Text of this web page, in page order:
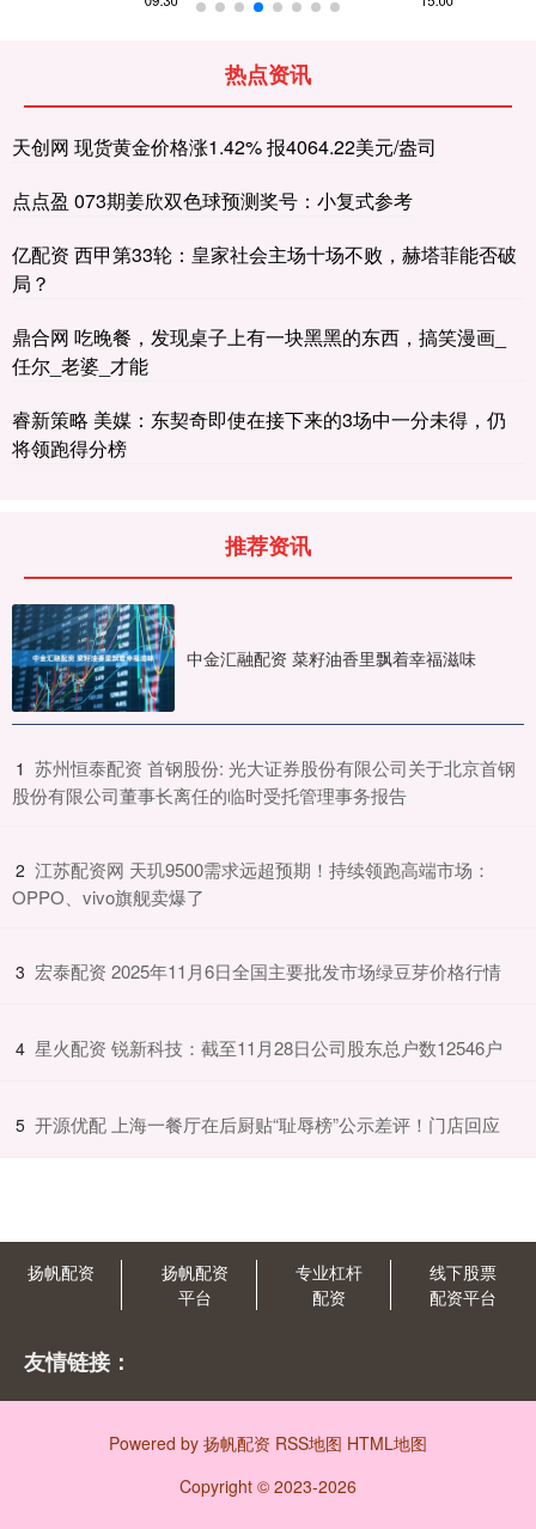
热点资讯
天创网 现货黄金价格涨1.42% 报4064.22美元/盎司
点点盈 073期姜欣双色球预测奖号：小复式参考
亿配资 西甲第33轮：皇家社会主场十场不败，赫塔菲能否破
局？
鼎合网 吃晚餐，发现桌子上有一块黑黑的东西，搞笑漫画_
任尔_老婆_才能
睿新策略 美媒：东契奇即使在接下来的3场中一分未得，仍
将领跑得分榜
推荐资讯
中金汇融配资 菜籽油香里飘着幸福滋味
1 ​苏州恒泰配资 首钢股份: 光大证券股份有限公司关于北京首钢
股份有限公司董事长离任的临时受托管理事务报告
2 ​江苏配资网 天玑9500需求远超预期！持续领跑高端市场：
OPPO、vivo旗舰卖爆了
3 ​宏泰配资 2025年11月6日全国主要批发市场绿豆芽价格行情
4 ​星火配资 锐新科技：截至11月28日公司股东总户数12546户
5 ​开源优配 上海一餐厅在后厨贴“耻辱榜”公示差评！门店回应
扬帆配资
扬帆配资
平台
专业杠杆
配资
线下股票
配资平台
友情链接：
Powered by 扬帆配资 RSS地图 HTML地图
Copyright © 2023-2026